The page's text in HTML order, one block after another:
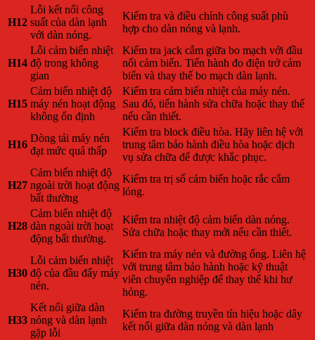
H12
Lỗi kết nối công
suất của dàn lạnh
với dàn nóng.
Kiểm tra và điều chỉnh công suất phù
hợp cho dàn nóng và lạnh.
H14
Lỗi cảm biến nhiệt
độ trong không
gian
Kiểm tra jack cắm giữa bo mạch với đầu
nối cảm biến. Tiến hành đo điện trở cảm
biến và thay thế bo mạch dàn lạnh.
H15
Cảm biến nhiệt độ
máy nén hoạt động
không ổn định
Kiểm tra cảm biến nhiệt của máy nén.
Sau đó, tiến hành sửa chữa hoặc thay thế
nếu cần thiết.
H16
Dòng tải máy nén
đạt mức quá thấp
Kiểm tra block điều hòa. Hãy liên hệ với
trung tâm bảo hành điều hòa hoặc dịch
vụ sửa chữa để được khắc phục.
H27
Cảm biến nhiệt độ
ngoài trời hoạt động
bất thường
Kiểm tra trị số cảm biến hoặc rắc cắm
lỏng.
H28
Cảm biến nhiệt độ
dàn ngoài trời hoạt
động bất thường.
Kiểm tra nhiệt độ cảm biến dàn nóng.
Sửa chữa hoặc thay mới nếu cần thiết.
H30
Lỗi cảm biến nhiệt
độ của đầu đẩy máy
nén.
Kiểm tra máy nén và đường ống. Liên hệ
với trung tâm bảo hành hoặc kỹ thuật
viên chuyên nghiệp để thay thế khi hư
hỏng.
H33
Kết nối giữa dàn
nóng và dàn lạnh
gặp lỗi
Kiểm tra đường truyền tín hiệu hoặc dây
kết nối giữa dàn nóng và dàn lạnh